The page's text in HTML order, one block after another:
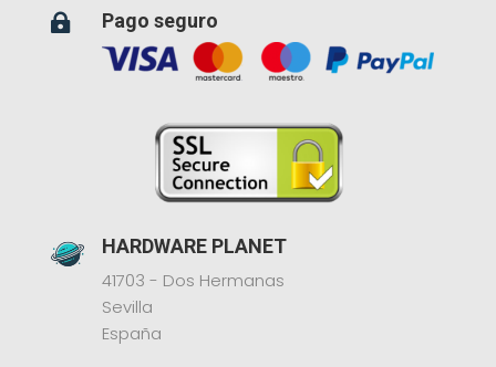
 Pago seguro
HARDWARE PLANET
41703 - Dos Hermanas
Sevilla
España